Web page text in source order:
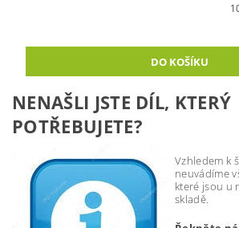
NENAŠLI JSTE DÍL, KTERÝ
POTŘEBUJETE?
Vzhledem k
neuvádíme
které jsou u
skladě.